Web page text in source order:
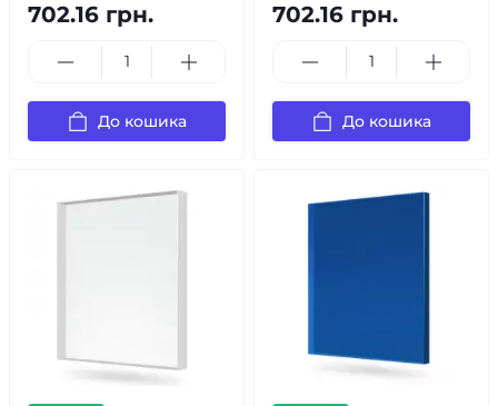
702.16 грн.
До кошика
702.16 грн.
До кошика